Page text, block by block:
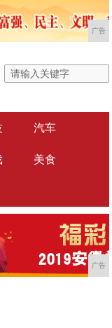
广告
汽车
美食
广告